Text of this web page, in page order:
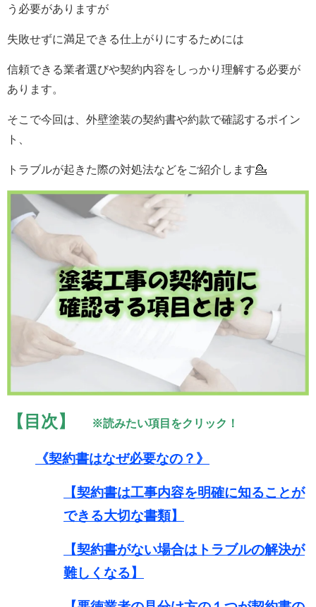
う必要がありますが
失敗せずに満足できる仕上がりにするためには
信頼できる業者選びや契約内容をしっかり理解する必要が
あります。
そこで今回は、外壁塗装の契約書や約款で確認するポイン
ト、
トラブルが起きた際の対処法などをご紹介します💁
【目次】 ※読みたい項目をクリック！
《契約書はなぜ必要なの？ 》
【契約書は工事内容を明確に知ることが
できる大切な書類】
【契約書がない場合はトラブルの解決が
難しくなる】